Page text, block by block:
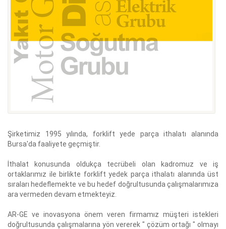
Şirketimiz 1995 yılında, forklift yede parça ithalatı alanında
Bursa'da faaliyete geçmiştir.
İthalat konusunda oldukça tecrübeli olan kadromuz ve iş
ortaklarımız ile birlikte forklift yedek parça ithalatı alanında üst
sıraları hedeflemekte ve bu hedef doğrultusunda çalışmalarımıza
ara vermeden devam etmekteyiz.
AR-GE ve inovasyona önem veren firmamız müşteri istekleri
doğrultusunda çalışmalarına yön vererek " çözüm ortağı " olmayı